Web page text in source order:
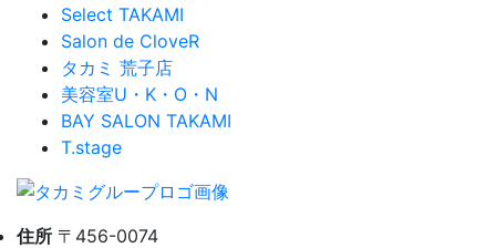
Select TAKAMI
Salon de CloveR
タカミ 荒子店
美容室U・K・O・N
BAY SALON TAKAMI
T.stage
住所 〒456-0074